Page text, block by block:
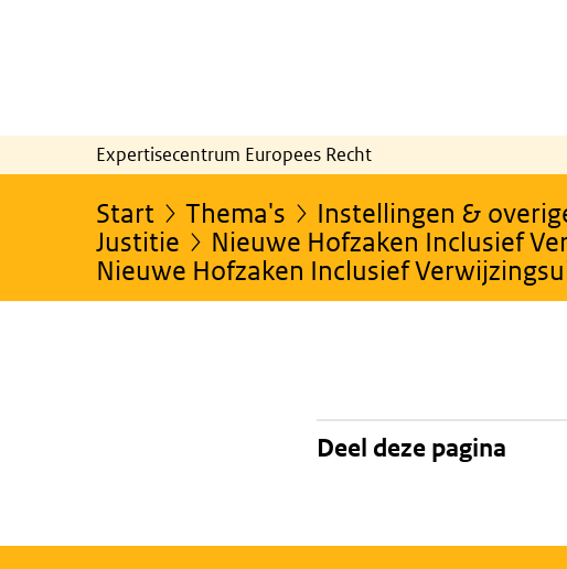
Expertisecentrum Europees Recht
Start Thema's Instellingen &
Justitie
Nieuwe Hofzaken Inclusief
Nieuwe Hofzaken Inclusief
Deel deze pagina